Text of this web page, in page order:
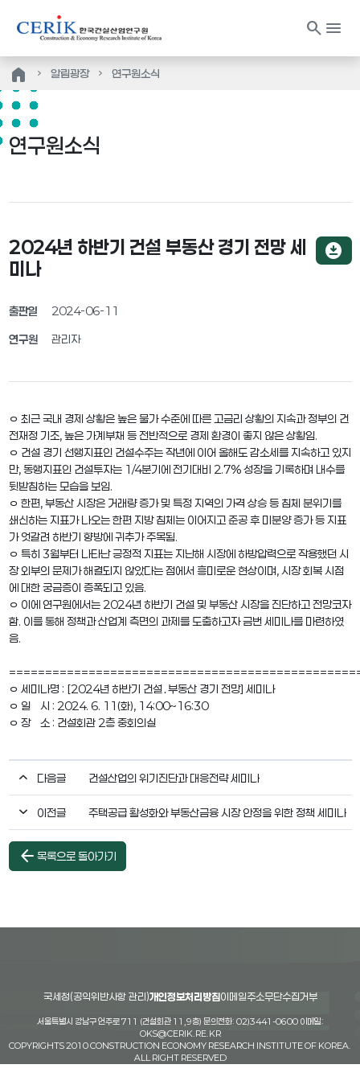
search menu
home 알림광장 연구원소식
연구원소식
2024년 하반기 건설 부동산 경기 전망 세
미나
출판일 2024-06-11
연구원 관리자
download_for_offline
ㅇ 최근 국내 경제 상황은 높은 물가 수준에 따른 고금리 상황의 지속과 정부의 건
전재정 기조, 높은 가계부채 등 전반적으로 경제 환경이 좋지 않은 상황임.
ㅇ 건설 경기 선행지표인 건설수주는 작년에 이어 올해도 감소세를 지속하고 있지
만, 동행지표인 건설투자는 1/4분기에 전기대비 2.7% 성장을 기록하며 내수를
뒷받침하는 모습을 보임.
ㅇ 한편, 부동산 시장은 거래량 증가 및 특정 지역의 가격 상승 등 침체 분위기를
쇄신하는 지표가 나오는 한편 지방 침체는 이어지고 준공 후 미분양 증가 등 지표
가 엇갈려 하반기 향방에 귀추가 주목됨.
ㅇ 특히 3월부터 나타난 긍정적 지표는 지난해 시장에 하방압력으로 작용했던 시
장 외부의 문제가 해결되지 않았다는 점에서 흥미로운 현상이며, 시장 회복 시점
에 대한 궁금증이 증폭되고 있음.
ㅇ 이에 연구원에서는 2024년 하반기 건설 및 부동산 시장을 진단하고 전망코자
함. 이를 통해 정책과 산업계 측면의 과제를 도출하고자 금번 세미나를 마련하였
음.
ㅇ 세미나명 : [2024년 하반기 건설․부동산 경기 전망] 세미나
ㅇ 일 시 : 2024. 6. 11(화), 14:00~16:30
ㅇ 장 소 : 건설회관 2층 중회의실
다음글 건설산업의 위기진단과 대응전략 세미나
이전글 주택공급 활성화와 부동산금융 시장 안정을 위한 정책 세미나
arrow_back 목록으로 돌아가기
국세청(공익위반사항 관리)개인정보처리방침이메일주소무단수집거부
서울특별시 강남구 언주로 711 (건설회관 11,9층) 문의전화: 02)3441-0600 이메일:
OKS@CERIK.RE.KR
COPYRIGHTS 2010 CONSTRUCTION ECONOMY RESEARCH INSTITUTE OF KOREA.
ALL RIGHT RESERVED